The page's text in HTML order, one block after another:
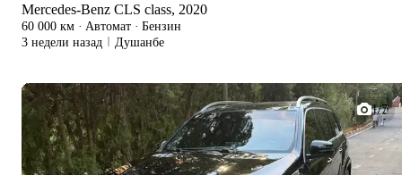
Mercedes-Benz CLS class, 2020
60 000 км · Автомат · Бензин
3 недели назад
Душанбе
1/7